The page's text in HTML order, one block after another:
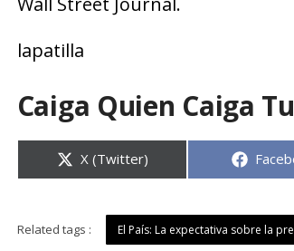
lapatilla
Caiga Quien Caiga
Compartir
en
X (Twitter)
Related tags : El País: La expectativa sobre la